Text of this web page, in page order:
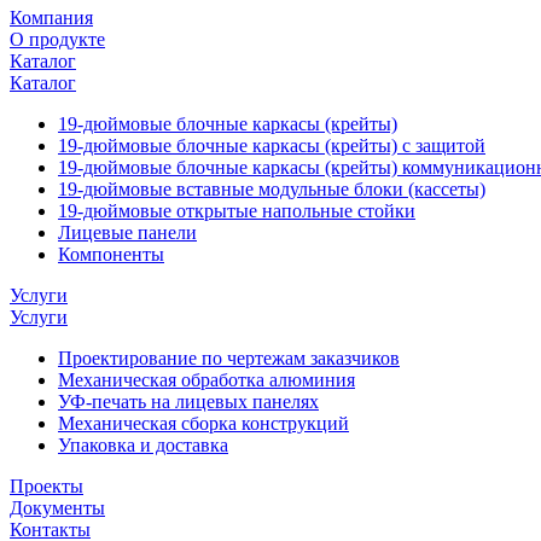
Компания
О продукте
Каталог
Каталог
19-дюймовые блочные каркасы (крейты)
19-дюймовые блочные каркасы (крейты) с защитой
19-дюймовые блочные каркасы (крейты)
19-дюймовые вставные модульные блоки (кассеты)
19-дюймовые открытые напольные стойки
Лицевые панели
Компоненты
Услуги
Услуги
Проектирование по чертежам заказчиков
Механическая обработка алюминия
УФ-печать на лицевых панелях
Механическая сборка конструкций
Упаковка и доставка
Проекты
Документы
Контакты